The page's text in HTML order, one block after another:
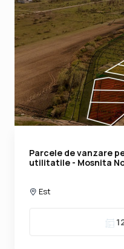
Parcele de vanzare
utilitatile - Mosnita
Est